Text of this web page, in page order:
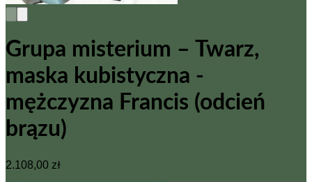
Grupa misterium – Twarz,
maska kubistyczna -
mężczyzna Francis (odcień
brązu)
2.108,00 zł